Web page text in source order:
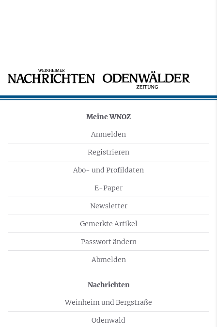
Meine WNOZ
Anmelden
Registrieren
Abo- und Profildaten
E-Paper
Newsletter
Gemerkte Artikel
Passwort ändern
Abmelden
Nachrichten
Weinheim und Bergstraße
Odenwald